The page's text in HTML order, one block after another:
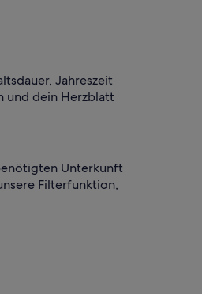
Jahreszeit
und dein Herzblatt
Unterkunft
Filterfunktion,